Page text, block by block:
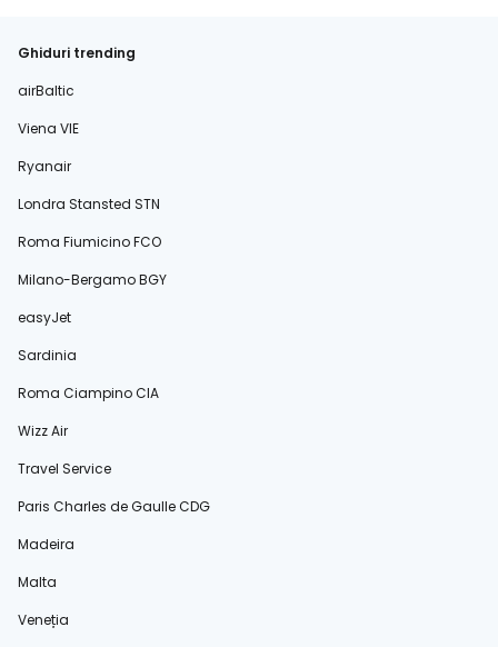
Ghiduri trending
airBaltic
Viena VIE
Ryanair
Londra Stansted STN
Roma Fiumicino FCO
Milano-Bergamo BGY
easyJet
Sardinia
Roma Ciampino CIA
Wizz Air
Travel Service
Paris Charles de Gaulle CDG
Madeira
Malta
Veneția